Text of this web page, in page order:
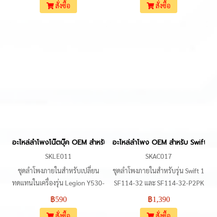
Speaker 5SB0W84841
สั่งซื้อ
ลำโพงเดิมที่ชำรุดหรือเสียงผิดปกติ
สั่งซื้อ
อะไหล่ลำโพงโน๊ตบุ๊ค OEM สำหรับ Legion Y530-15 Y530-15ICH
SKLE011
ชุดลำโพงภายในสำหรับเปลี่ยน
ทดแทนในเครื่องรุ่น Legion Y530-
15, Y530-15ICH และ Legion
Y7000 (2018-2019) รองรับการ
฿590
อะไหล่ลำโพง OEM สำหรับ Swift 1
SKAC017
ชุดลำโพงภายในสำหรับรุ่น Swift 1
SF114-32 และ SF114-32-P2PK
เป็นอะไหล่ทดแทนที่มีรูปทรงและ
ตำแหน่งจุดยึดน็อตตรงกับชุด
฿1,390